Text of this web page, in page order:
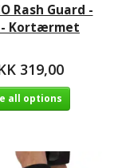
Rash Guard -
- Kortærmet
319,00
all options